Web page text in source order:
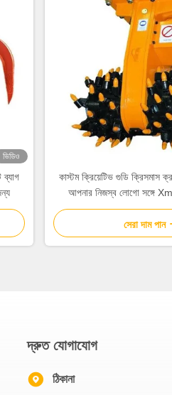
ভিডিও
ব্যাগ
কাস্টম ক্রিয়েটিভ গুডি ক্রিসমাস
আপনার নিজস্ব লোগো সঙ্গে
সেরা দাম পান
দ্রুত যোগাযোগ
ঠিকানা